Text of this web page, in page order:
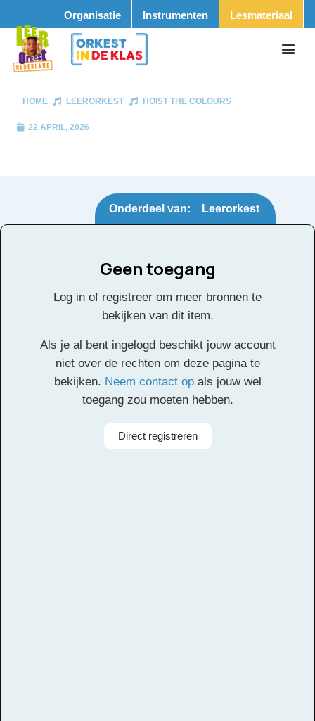
Organisatie Instrumenten Lesmateriaal
HOME LEERORKEST HOIST THE COLOURS
22 APRIL, 2026
Onderdeel van: Leerorkest
Hoist the Colours
Deze inhoud is alleen toegankelijk voor
geregistreerde gebruikers. Een account aanmaken
is gratis. Registreerhiereen account. Je registratie
moet worden geverifieerd. Controleer het postvak
Geen toegang
Log in of registreer om meer bronnen te
bekijken van dit item.
Als je al bent ingelogd beschikt jouw account
niet over de rechten om deze pagina te
bekijken. Neem contact opals jouw wel
toegang zou moeten hebben.
Direct registreren